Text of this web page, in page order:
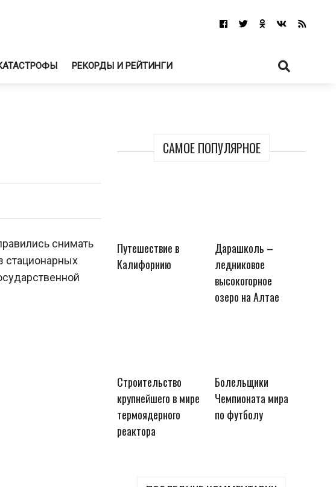
РЕКОРДЫ И РЕЙТИНГИ
САМОЕ ПОПУЛЯРНОЕ
Путешествие в
Калифорнию
Дарашколь –
ледниковое
высокогорное
озеро на Алтае
Строительство
крупнейшего в мире
термоядерного
реактора
Болельщики
Чемпионата мира
по футболу
снимать
стационарных